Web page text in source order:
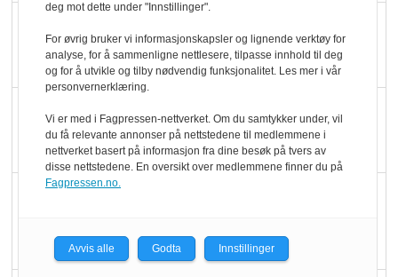
Ti bensinstasjoner
legger ned hver måned
Potetball, kylling og 98
oktan
serveringstilbud
deg mot dette under "Innstillinger".
For øvrig bruker vi informasjonskapsler og lignende verktøy for
analyse, for å sammenligne nettlesere, tilpasse innhold til deg
og for å utvikle og tilby nødvendig funksjonalitet. Les mer i vår
personvernerklæring.
Vi er med i Fagpressen-nettverket. Om du samtykker under, vil
du få relevante annonser på nettstedene til medlemmene i
nettverket basert på informasjon fra dine besøk på tvers av
disse nettstedene. En oversikt over medlemmene finner du på
Fagpressen.no.
Avvis alle Godta Innstillinger